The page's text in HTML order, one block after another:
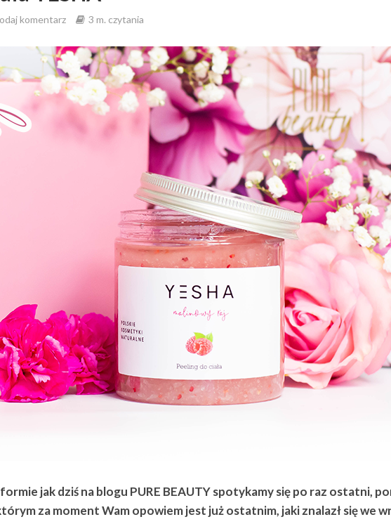
komentarz 3 m. czytania
jak dziś na blogu PURE BEAUTY spotykamy się po raz ostatni,
za moment Wam opowiem jest już ostatnim, jaki znalazł się we